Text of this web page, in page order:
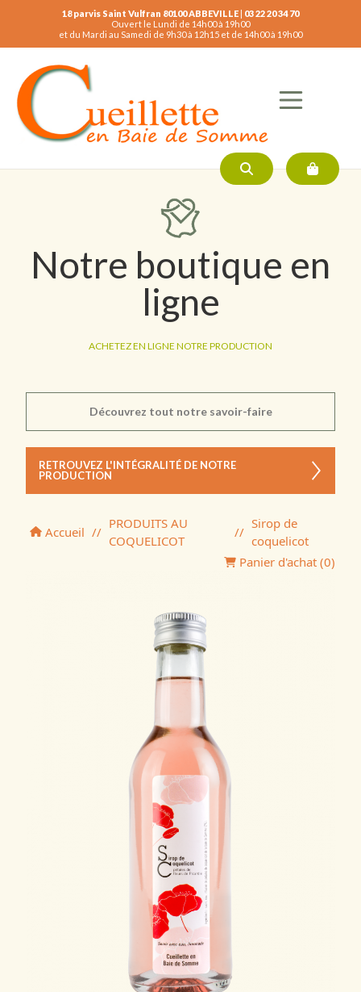
18 parvis Saint Vulfran 80100 ABBEVILLE | 03 22 20 34 70
Ouvert le Lundi de 14h00 à 19h00
et du Mardi au Samedi de 9h30 à 12h15 et de 14h00 à 19h00
Notre boutique en
ligne
ACHETEZ EN LIGNE NOTRE PRODUCTION
Découvrez tout notre savoir-faire
RETROUVEZ L'INTÉGRALITÉ DE NOTRE
PRODUCTION
Accueil //
PRODUITS AU
COQUELICOT
//
Sirop de
coquelicot
Panier d'achat (0)